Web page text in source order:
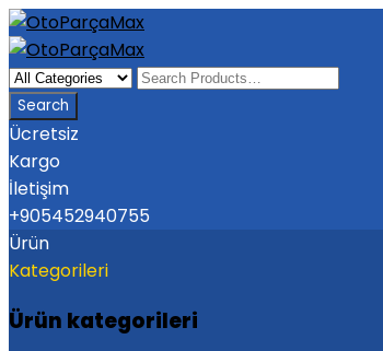
Ücretsiz
Kargo
İletişim
+905452940755
Ürün
Kategorileri
Ürün kategorileri